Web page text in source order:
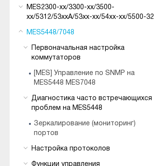
MES2300-xx/3300-xx/3500-
xx/5312/53xxA/53xx-xx/54xx-xx/5500-32
MES5448/7048
Первоначальная настройка
коммутаторов
[MES] Управление по SNMP на
MES5448 MES7048
Диагностика часто встречающихся
проблем на MES5448
Зеркалирование (мониторинг)
портов
Настройка протоколов
Функции управления